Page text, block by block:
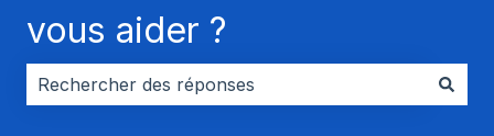
vous aider ?